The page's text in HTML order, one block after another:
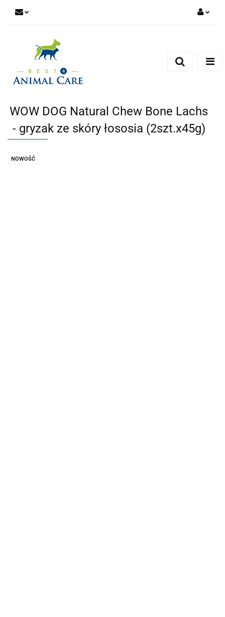
WOW DOG Natural Chew Bone Lachs
- gryzak ze skóry łososia (2szt.x45g)
NOWOŚĆ